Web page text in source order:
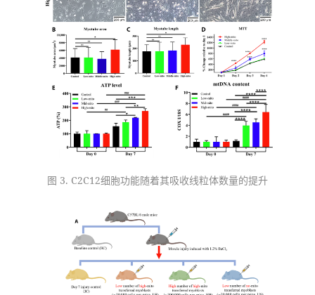
图 3. C2C12细胞功能随着其吸收线粒体数量的提升